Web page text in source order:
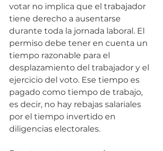
votar no implica que el trabajador
tiene derecho a ausentarse
durante toda la jornada laboral. El
permiso debe tener en cuenta un
tiempo razonable para el
desplazamiento del trabajador y el
ejercicio del voto. Ese tiempo es
pagado como tiempo de trabajo,
es decir, no hay rebajas salariales
por el tiempo invertido en
diligencias electorales.